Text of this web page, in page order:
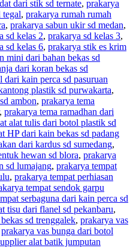
dari stik sd ternate, prakarya
tegal, prakarya rumah rumah
, prakarya sabun ukir sd medan,
sd kelas 2, prakarya sd kelas 3,
sd kelas 6, prakarya stik es krim
mini dari bahan bekas sd
dari koran bekas sd
dari kain perca sd pasuruan
plastik sd purwakarta,
ambon, prakarya tema
, prakarya tema ramadhan dari
alat tulis dari botol plastik sd
HP dari kain bekas sd padang
dari kardus sd sumedang,
hewan sd blora, prakarya
sd lumajang, prakarya tempat
, prakarya tempat perhiasan
tempat sendok garpu
serbaguna dari kain perca sd
tisu dari flanel sd pekanbaru,
sd trenggalek, prakarya vas
prakarya vas bunga dari botol
alat batik jumputan